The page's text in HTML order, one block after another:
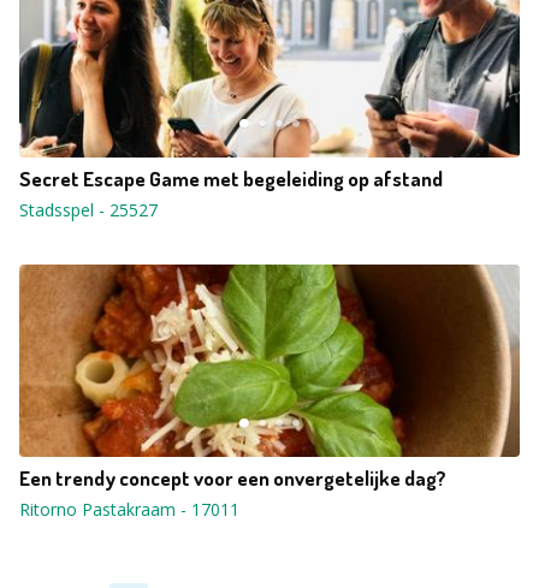
Secret Escape Game met begeleiding op afstand
Stadsspel - 25527
Een trendy concept voor een onvergetelijke dag?
Ritorno Pastakraam - 17011